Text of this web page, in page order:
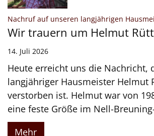
Nachruf auf unseren langjährigen
Wir trauern um Helmut
14. Juli 2026
Heute erreicht uns die Nachricht,
langjähriger Hausmeister Helmut
verstorben ist. Helmut war von
eine feste Größe im Nell-
Mehr